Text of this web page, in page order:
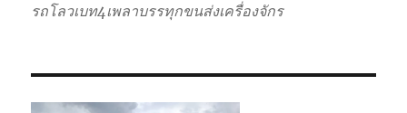
รถโลวเบท4เพลาบรรทุกขนส่งเครื่องจักร